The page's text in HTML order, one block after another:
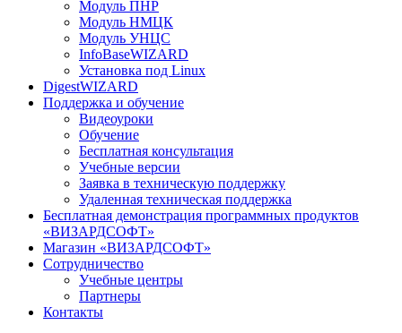
Модуль ПНР
Модуль НМЦК
Модуль УНЦС
InfoBaseWIZARD
Установка под Linux
DigestWIZARD
Поддержка и обучение
Видеоуроки
Обучение
Бесплатная консультация
Учебные версии
Заявка в техническую поддержку
Удаленная техническая поддержка
Бесплатная демонстрация программных продуктов
«ВИЗАРДСОФТ»
Магазин «ВИЗАРДСОФТ»
Сотрудничество
Учебные центры
Партнеры
Контакты